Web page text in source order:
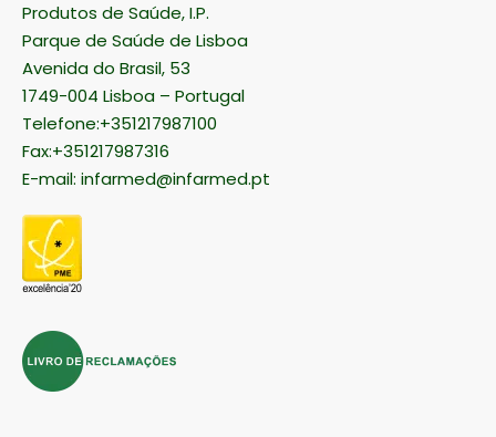
Produtos de Saúde, I.P.
Parque de Saúde de Lisboa
Avenida do Brasil, 53
1749-004 Lisboa – Portugal
Telefone:+351217987100
Fax:+351217987316
E-mail: infarmed@infarmed.pt